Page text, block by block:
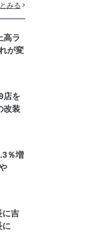
みる
高ラ
が変
店を
改装
％増
吉